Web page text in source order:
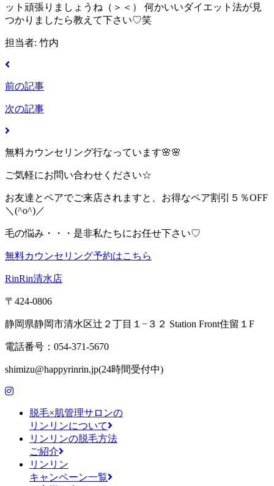
ット頑張りましょうね（＞＜） 何かいいダイエット法が見
つかりましたら教えて下さい♡笑
担当者: 竹内
前の記事
次の記事
無料カウンセリング行なっています🌸🌸
ご気軽にお問い合わせください☆
お友達とペアでご来店されますと、お得なペア割引５％OFF
＼(^o^)／
毛の悩み・・・是非私たちにお任せ下さい♡
無料カウンセリング予約はこちら
RinRin清水店
〒424-0806
静岡県静岡市清水区辻２丁目１−３２ Station Front住留１F
電話番号：054-371-5670
shimizu@happyrinrin.jp(24時間受付中)
脱毛×肌管理サロンの
リンリンについて
リンリンの脱毛方法
ご紹介
リンリン
キャンペーン一覧